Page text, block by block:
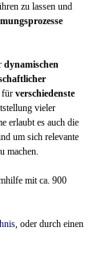
zu lassen und
dynamischen
für verschiedenste
vieler
erlaubt es auch die
um sich relevante
machen.
mit ca. 900
, oder durch einen